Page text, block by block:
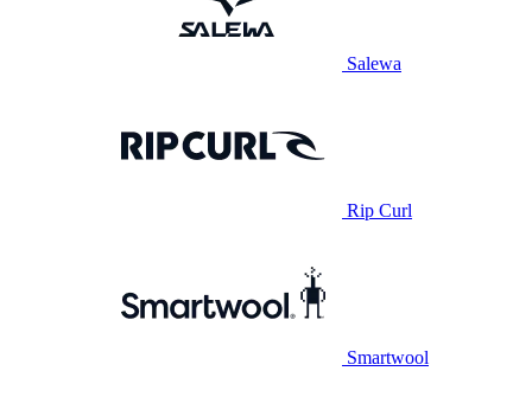
Salewa
Rip Curl
Smartwool